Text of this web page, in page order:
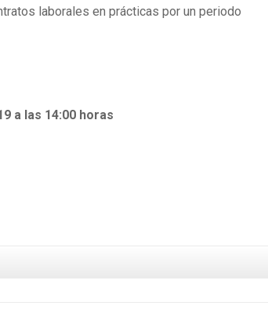
laborales en prácticas por un periodo
a las 14:00 horas